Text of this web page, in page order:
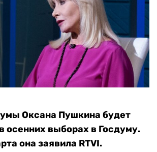
Оксана Пушкина будет
осенних выборах в Госдуму.
она заявила RTVI.